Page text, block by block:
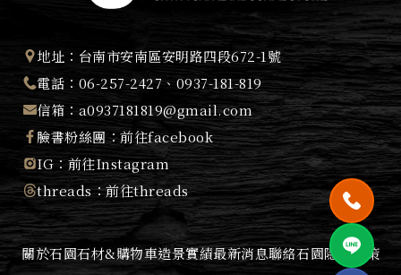
關於石園石材&購物車造景實績最新消息聯絡石園隱私政策
地址： 台南市安南區安明路四段672-1號
電話： 06-257-2427 、 0937-181-819
信箱： a0937181819@gmail.com
臉書粉絲團：前往facebook
IG： 前往Instagram
threads：前往threads